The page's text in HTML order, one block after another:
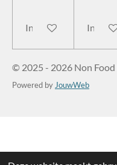
In winkelwagenIn
© 2025 - 2026 Non
Powered byJouwWeb